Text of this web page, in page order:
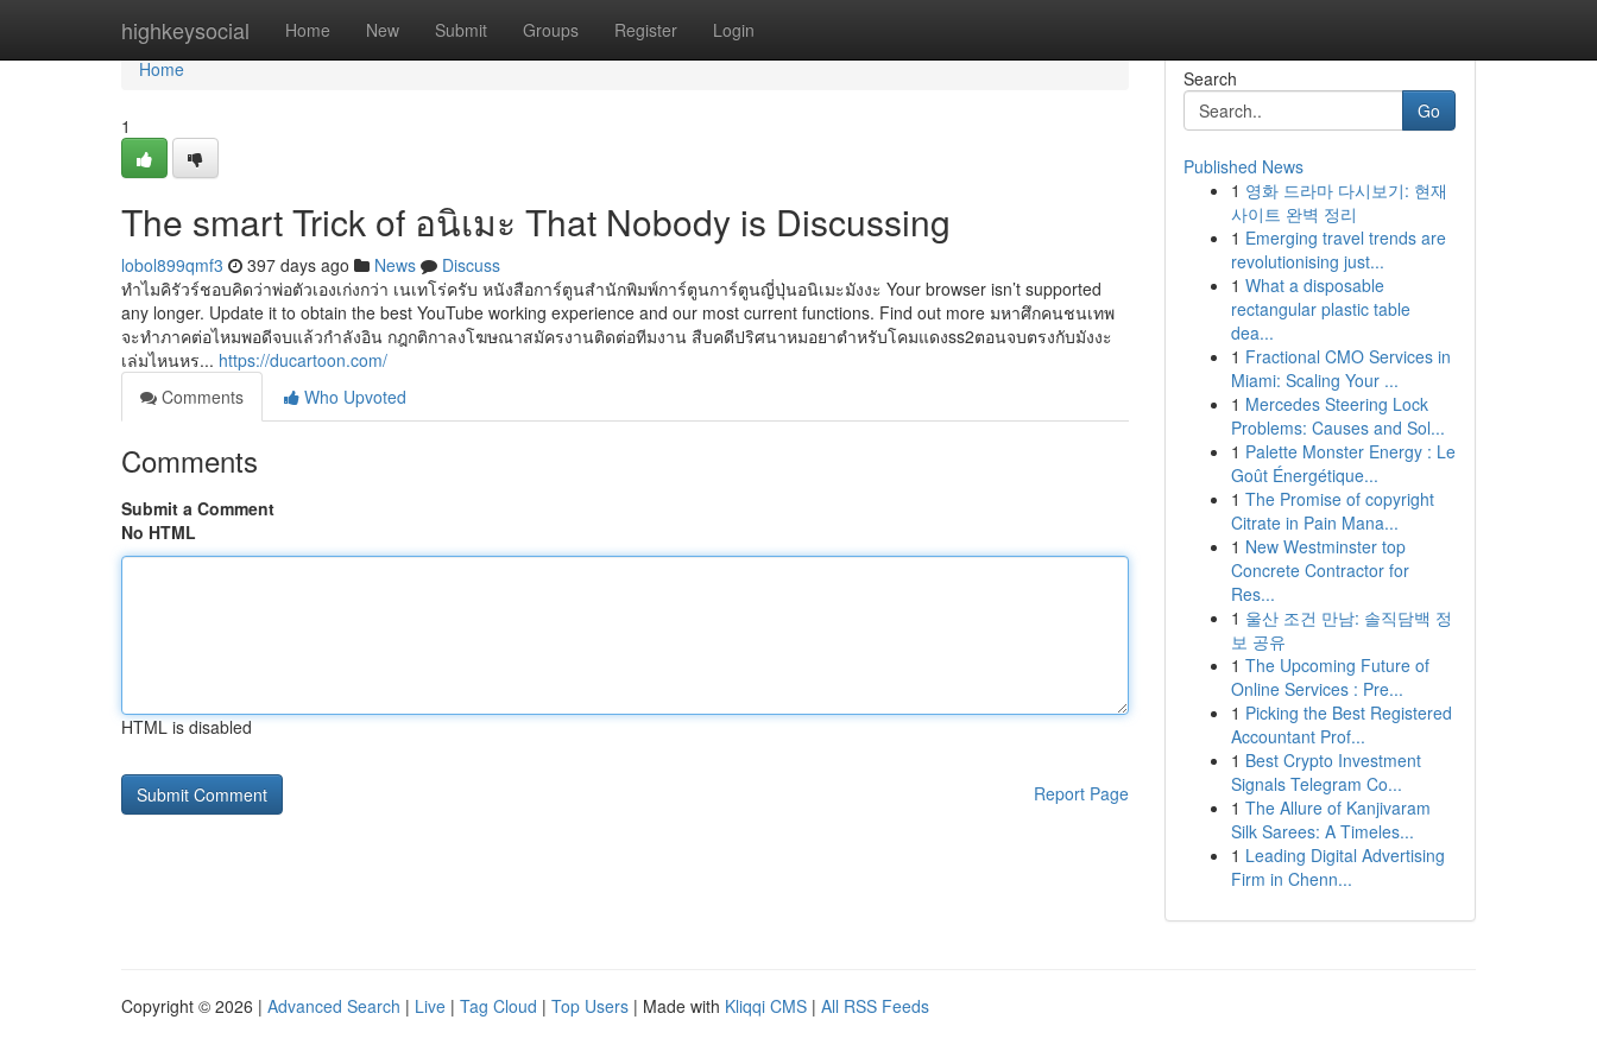
highkeysocial Home New Submit Groups Register Login
Home
Home
1
The smart Trick of อนิเมะ That Nobody is Discussing
lobol899qmf3 397 days ago News
Discuss
ทำไมคิรัวร์ชอบคิดว่าพ่อตัวเองเก่งกว่า เนเทโร่ครับ หนังสือการ์ตูนสำนักพิมพ์การ์ตูนการ์ตูนญี่ปุ่นอนิเมะมังงะ Your browser isn’t supported
any longer. Update it to obtain the best YouTube working experience and our most current functions. Find out more มหาศึกคนชนเทพ
จะทำภาคต่อไหมพอดีจบแล้วกำลังอิน กฎกติกาลงโฆษณาสมัครงานติดต่อทีมงาน สืบคดีปริศนาหมอยาตำหรับโคมแดงss2ตอนจบตรงกับมังงะ
เล่มไหนหร... https://ducartoon.com/
Comments
Who Upvoted
Comments
Submit a Comment
No HTML
HTML is disabled
Report Page
Search
Go
Published News
1 영화 드라마 다시보기: 현재
사이트 완벽 정리
1 Emerging travel trends are
revolutionising just...
1 What a disposable
rectangular plastic table
dea...
1 Fractional CMO Services in
Miami: Scaling Your ...
1 Mercedes Steering Lock
Problems: Causes and Sol...
1 Palette Monster Energy : Le
Goût Énergétique...
1 The Promise of copyright
Citrate in Pain Mana...
1 New Westminster top
Concrete Contractor for
Res...
1 울산 조건 만남: 솔직담백 정
보 공유
1 The Upcoming Future of
Online Services : Pre...
1 Picking the Best Registered
Accountant Prof...
1 Best Crypto Investment
Signals Telegram Co...
1 The Allure of Kanjivaram
Silk Sarees: A Timeles...
1 Leading Digital Advertising
Firm in Chenn...
Copyright © 2026 | Advanced Search | Live | Tag Cloud | Top Users | Made with Kliqqi CMS | All RSS Feeds